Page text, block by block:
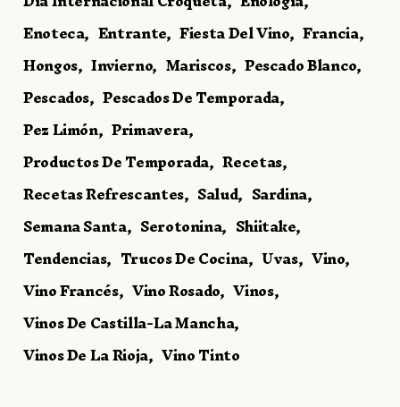
Enoteca Entrante Fiesta Del Vino Francia
Hongos Invierno Mariscos Pescado Blanco
Pescados Pescados De Temporada
Pez Limón Primavera
Productos De Temporada Recetas
Recetas Refrescantes Salud Sardina
Semana Santa Serotonina Shiitake
Tendencias Trucos De Cocina Uvas Vino
Vino Francés Vino Rosado Vinos
Vinos De Castilla-La Mancha
Vinos De La Rioja Vino Tinto